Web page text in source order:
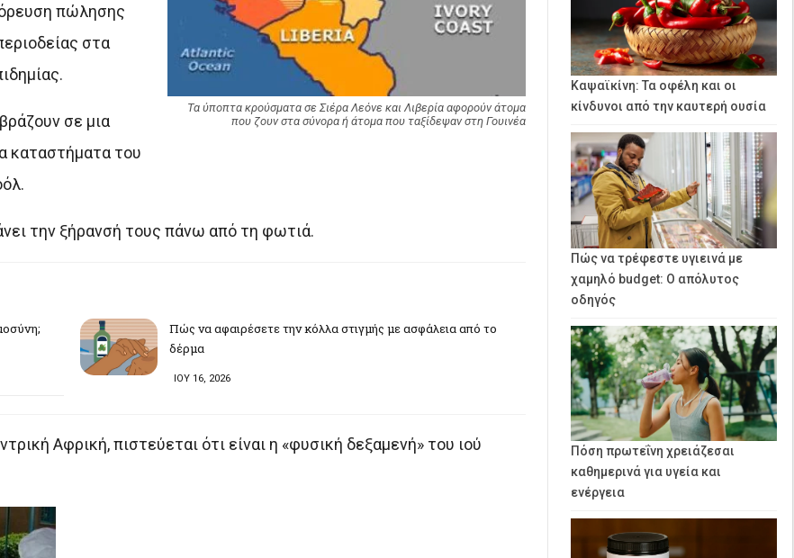
Τα ύποπτα κρούσματα σε Σιέρα Λεόνε και Λιβερία αφορούν άτομα
που ζουν στα σύνορα ή άτομα που ταξίδεψαν στη Γουινέα
πώλησης
στα
σε μια
καταστήματα του
την ξήρανσή τους πάνω από τη φωτιά.
Πώς να αφαιρέσετε την κόλλα στιγμής με ασφάλεια από το
δέρμα
ΙΟΥ 16, 2026
Αφρική, πιστεύεται ότι είναι η «φυσική δεξαμενή» του ιού
Καψαϊκίνη: Τα οφέλη και οι
κίνδυνοι από την καυτερή ουσία
Πώς να τρέφεστε υγιεινά με
χαμηλό budget: Ο απόλυτος
οδηγός
Πόση πρωτεΐνη χρειάζεσαι
καθημερινά για υγεία και
ενέργεια